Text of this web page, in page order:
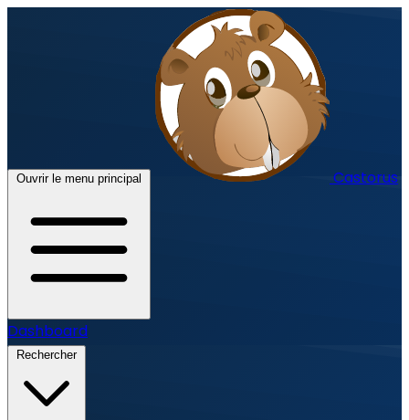
Ouvrir le menu principal Castorus
Dashboard
Rechercher